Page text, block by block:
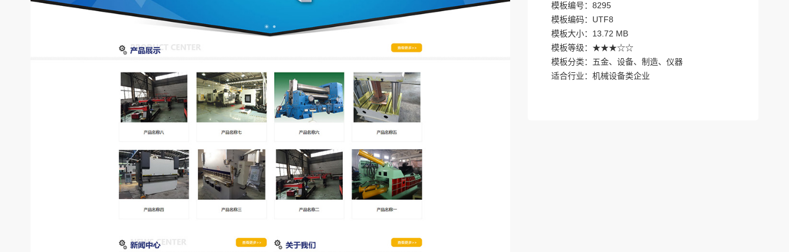
模板编号：8295
模板编码：UTF8
模板大小：13.72 MB
模板等级：★★★☆☆
模板分类：五金、设备、制造、仪器
适合行业：机械设备类企业